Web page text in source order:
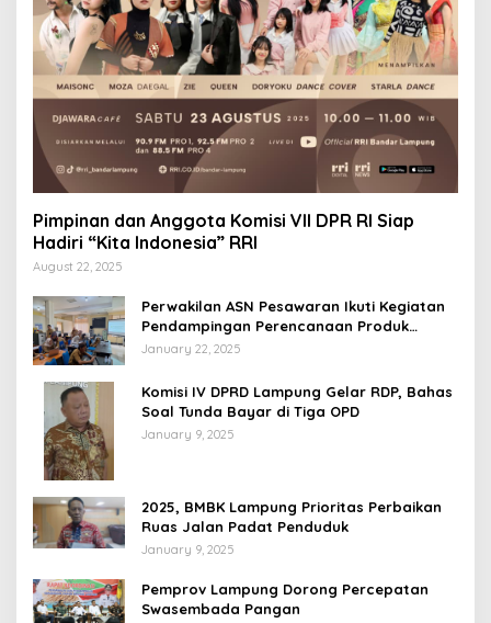
Pimpinan dan Anggota Komisi VII DPR RI Siap
Hadiri “Kita Indonesia” RRI
August 22, 2025
Perwakilan ASN Pesawaran Ikuti Kegiatan
Pendampingan Perencanaan Produk
Hukum
January 22, 2025
Komisi IV DPRD Lampung Gelar RDP, Bahas
Soal Tunda Bayar di Tiga OPD
January 9, 2025
2025, BMBK Lampung Prioritas Perbaikan
Ruas Jalan Padat Penduduk
January 9, 2025
Pemprov Lampung Dorong Percepatan
Swasembada Pangan